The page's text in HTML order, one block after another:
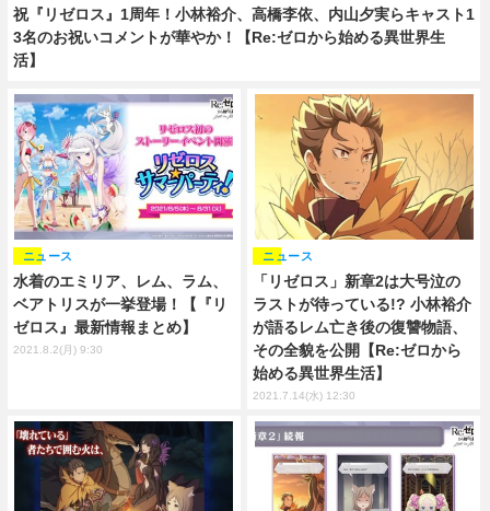
祝『リゼロス』1周年！小林裕介、高橋李依、内山夕実らキャスト1
3名のお祝いコメントが華やか！【Re:ゼロから始める異世界生
活】
水着のエミリア、レム、ラム、
ベアトリスが一挙登場！【『リ
ゼロス』最新情報まとめ】
ニュース
2021.8.2(月) 9:30
「リゼロス」新章2は大号泣の
ラストが待っている!? 小林裕介
が語るレム亡き後の復讐物語、
その全貌を公開【Re:ゼロから
始める異世界生活】
ニュース
2021.7.14(水) 12:30